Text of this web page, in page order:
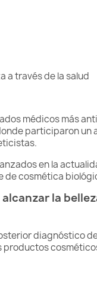
a través de la salud
médicos más
participaron un
en la
de cosmética
la
diagnóstico
productos